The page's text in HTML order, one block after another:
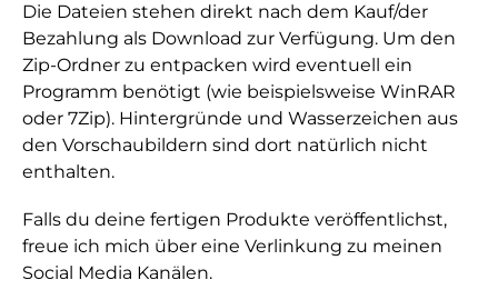
Die Dateien stehen direkt nach dem Kauf/der
Bezahlung als Download zur Verfügung. Um den
Zip-Ordner zu entpacken wird eventuell ein
Programm benötigt (wie beispielsweise WinRAR
oder 7Zip). Hintergründe und Wasserzeichen aus
den Vorschaubildern sind dort natürlich nicht
enthalten.
Falls du deine fertigen Produkte veröffentlichst,
freue ich mich über eine Verlinkung zu meinen
Social Media Kanälen.